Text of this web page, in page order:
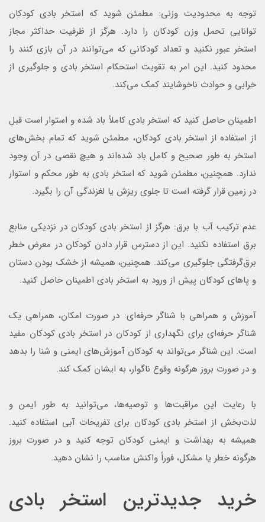
توجه به محدودیت وزنی: مطمئن شوید که استخر بادی کودکان
توانایی تحمل وزن کودکان را دارد. هرگز از ظرفیت حداکثر مجاز
استخر عبور نکنید و تعداد کودکانی که می‌توانند در آن بازی کنند را
محدود کنید. این امر به تقویت استحکام استخر بادی و جلوگیری از
خرابی و حوادث ناخوشایند کمک می‌کند.
اطمینان حاصل کنید که استخر بادی کاملاً باد شده و استوار است قبل
از استفاده از استخر بادی کودکان، مطمئن شوید که تمام بخش‌های
استخر به طور صحیح و کامل باد شده‌اند و هیچ نقصی در آن وجود
ندارد. همچنین، مطمئن شوید که استخر بادی به طور محکم و استوار
در زمین قرار گرفته است تا جلوی ریزش یا لغزندگی آن را بگیرد.
عدم ترکیب آب با برق: هرگز از استخر بادی کودکان در نزدیکی منابع
برق استفاده نکنید. این از دسترس قرار دادن کودکان در معرض خطر
برق‌گرفتگی جلوگیری می‌کند. همچنین، همیشه از خشک بودن دستان
و پاهای کودکان پیش از ورود به استخر بادی اطمینان حاصل کنید.
آموزش و همراهی با شناگر حرفه‌ای: در صورت امکان، همراهی یک
شناگر حرفه‌ای برای نگهداری از کودکان در استخر بادی کودکان مفید
است. این شناگر می‌تواند به کودکان آموزش‌های ایمنی و شنا را بدهد
و در صورت بروز هرگونه وقوع ناگوار، به ایشان کمک کند.
با رعایت این مراقبت‌ها و توصیه‌ها، می‌توانید به طور ایمن و
لذت‌بخش از استخر بادی کودکان برای تفریحات آبی استفاده کنید.
همیشه به بهداشت و ایمنی کودکان توجه کنید و در صورت بروز
هرگونه خطر یا مشکل، فوراً واکنش مناسب را نشان دهید.
خرید جدیدترین استخر بادی